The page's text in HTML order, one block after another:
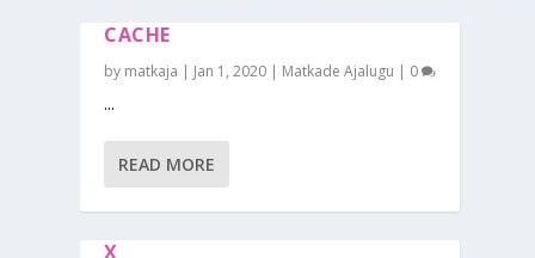
CACHE
by matkaja | Jan 1, 2020 | Matkade Ajalugu | 0
...
READ MORE
X